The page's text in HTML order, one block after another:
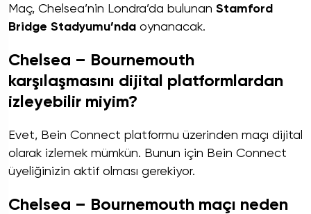
Maç, Chelsea’nin Londra’da bulunan Stamford
Bridge Stadyumu’nda oynanacak.
Chelsea – Bournemouth
karşılaşmasını dijital platformlardan
izleyebilir miyim?
Evet, Bein Connect platformu üzerinden maçı dijital
olarak izlemek mümkün. Bunun için Bein Connect
üyeliğinizin aktif olması gerekiyor.
Chelsea – Bournemouth maçı neden